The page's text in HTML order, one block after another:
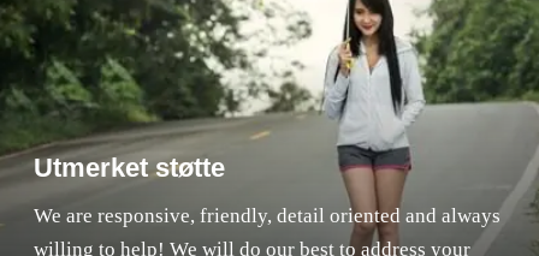
Utmerket støtte
We are responsive, friendly, detail oriented and always
willing to help! We will do our best to address your